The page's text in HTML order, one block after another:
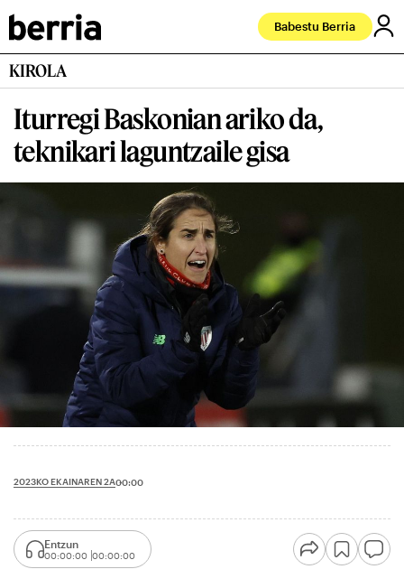
Babestu Berria
KIROLA
Iturregi Baskonian ariko da,
teknikari laguntzaile gisa
2023KO EKAINAREN 2A00:00
Entzun
00:00:00 00:00:00